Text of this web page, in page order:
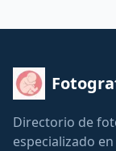
Directorio de
especializado